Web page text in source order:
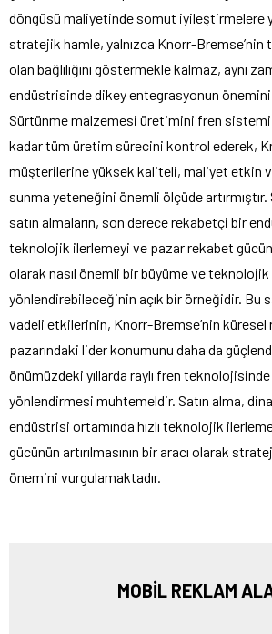
döngüsü maliyetinde somut iyileştirmelere
stratejik hamle, yalnızca Knorr-
olan bağlılığını göstermekle kalmaz, aynı
endüstrisinde dikey entegrasyonun önemini
Sürtünme malzemesi üretimini fren
kadar tüm üretim sürecini kontrol ederek,
müşterilerine yüksek kaliteli, maliyet etkin
sunma yeteneğini önemli ölçüde
satın almaların, son derece rekabetçi bir
teknolojik ilerlemeyi ve pazar rekabet
olarak nasıl önemli bir büyüme ve
yönlendirebileceğinin açık bir örneğidir. Bu
vadeli etkilerinin, Knorr-Bremse’nin küresel
pazarındaki lider konumunu daha da
önümüzdeki yıllarda raylı fren
yönlendirmesi muhtemeldir. Satın alma,
endüstrisi ortamında hızlı teknolojik
gücünün artırılmasının bir aracı olarak
önemini vurgulamaktadır.
MOBİL REKLAM